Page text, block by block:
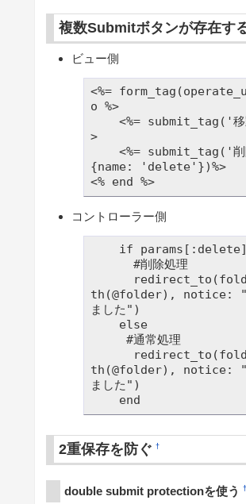
複数Submitボタンが存在す
ビュー側
<%=
o %>
>
{name: 'delete'})%>
<% end %>
コントローラー側
th(@folder), notice: "
ました")
th(@folder), notice: "
ました")
2重保存を防ぐ †
double submit protectionを使う †